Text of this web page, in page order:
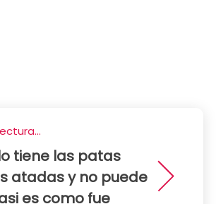
tiene las patas
atadas y no puede
es como fue